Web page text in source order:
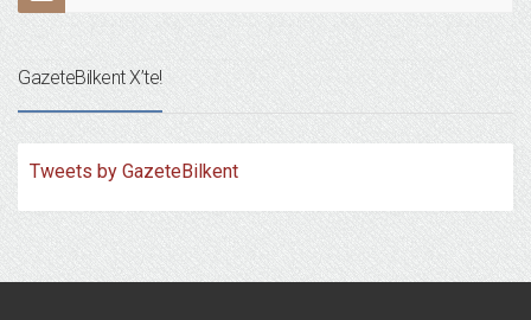
GazeteBilkent X’te!
Tweets by GazeteBilkent